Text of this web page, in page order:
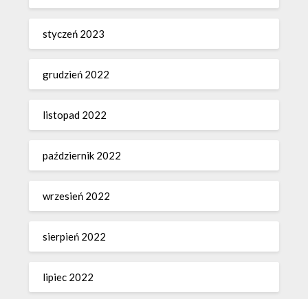
styczeń 2023
grudzień 2022
listopad 2022
październik 2022
wrzesień 2022
sierpień 2022
lipiec 2022